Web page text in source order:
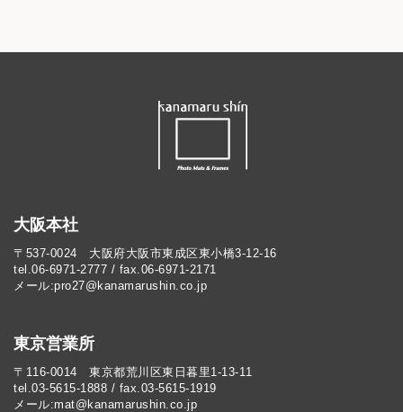
大阪本社
〒537-0024 大阪府大阪市東成区東小橋3-12-16
tel.06-6971-2777 / fax.06-6971-2171
メール:pro27@kanamarushin.co.jp​
東京営業所
〒116-0014 東京都荒川区東日暮里1-13-11
tel.03-5615-1888 / fax.03-5615-1919
メール:mat@kanamarushin.co.jp